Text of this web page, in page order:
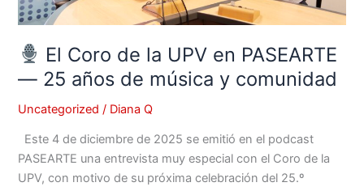
El Coro de la UPV en PASEARTE
— 25 años de música y comunidad
Uncategorized / Diana Q
Este 4 de diciembre de 2025 se emitió en el podcast
PASEARTE una entrevista muy especial con el Coro de la
UPV, con motivo de su próxima celebración del 25.º
años
de
música
comunidad